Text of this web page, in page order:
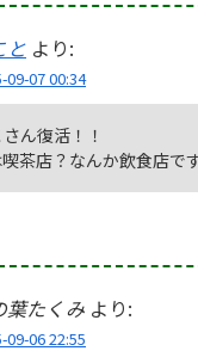
と より:
09-07 00:34
ん復活！！
茶店？なんか飲食店で
葉たくみ より:
09-06 22:55